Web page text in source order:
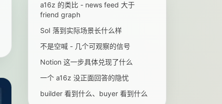
a16z 的类比 - news feed 大于
friend graph
SoI 落到实际场景长什么样
不是空喊 - 几个可观察的信号
Notion 这一步具体兑现了什么
一个 a16z 没正面回答的隐忧
builder 看到什么、buyer 看到什么